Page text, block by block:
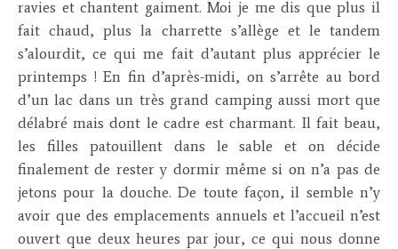
ravies et chantent gaiment. Moi je me dis que plus il
fait chaud, plus la charrette s’allège et le tandem
s’alourdit, ce qui me fait d’autant plus apprécier le
printemps ! En fin d’après-midi, on s’arrête au bord
d’un lac dans un très grand camping aussi mort que
délabré mais dont le cadre est charmant. Il fait beau,
les filles patouillent dans le sable et on décide
finalement de rester y dormir même si on n’a pas de
jetons pour la douche. De toute façon, il semble n’y
avoir que des emplacements annuels et l’accueil n’est
ouvert que deux heures par jour, ce qui nous donne